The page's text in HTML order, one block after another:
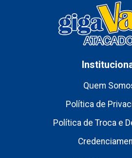
Quem
Política de
Política de Troca e